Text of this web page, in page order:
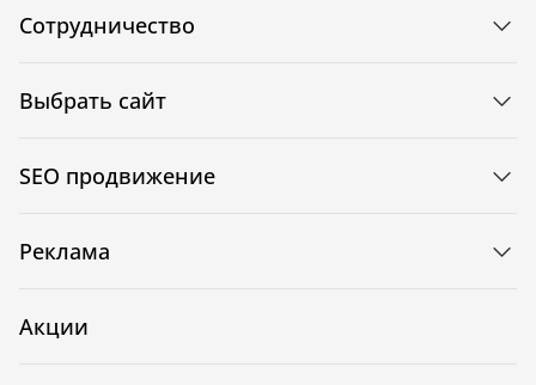
Сотрудничество
Выбрать сайт
SEO продвижение
Реклама
Акции